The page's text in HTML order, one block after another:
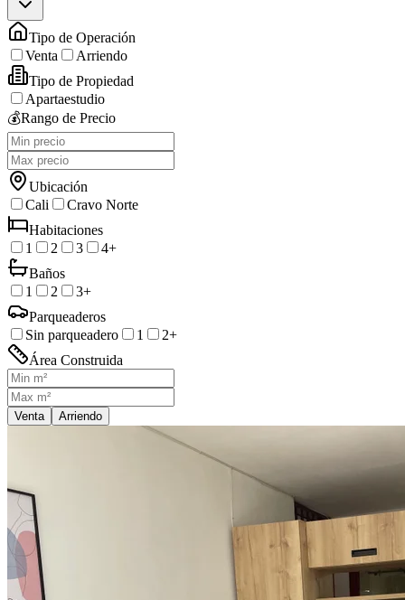
Tipo de Operación
Venta
Arriendo
Tipo de Propiedad
Apartaestudio
💰Rango de Precio
Ubicación
Cali
Cravo Norte
Habitaciones
1
2 3
4+
Baños
1
2
3+
Parqueaderos
Sin parqueadero
1
2+
Área Construida
Venta Arriendo